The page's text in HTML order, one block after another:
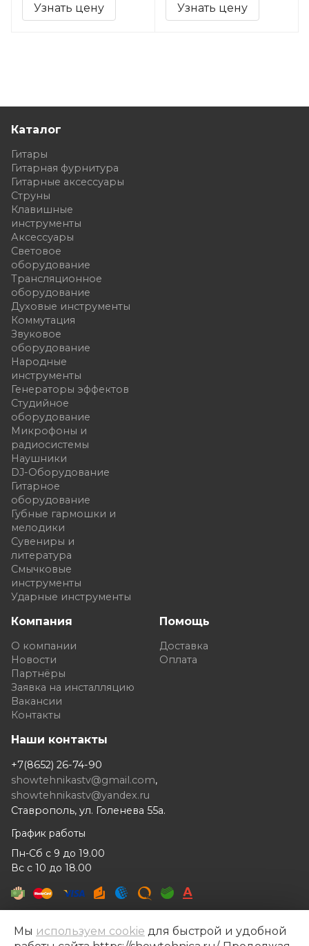
Узнать цену Узнать цену
Каталог
Гитары
Гитарная фурнитура
Гитарные аксессуары
Струны
Клавишные
инструменты
Аксессуары
Световое
оборудование
Трансляционное
оборудование
Духовые инструменты
Коммутация
Звуковое
оборудование
Народные
инструменты
Генераторы эффектов
Студийное
оборудование
Микрофоны и
радиосистемы
Наушники
DJ-Оборудование
Гитарное
оборудование
Губные гармошки и
мелодики
Сувениры и
литература
Смычковые
инструменты
Ударные инструменты
Компания
О компании
Новости
Партнёры
Заявка на инсталляцию
Вакансии
Контакты
Помощь
Доставка
Оплата
Наши контакты
+7(8652) 26-74-90
showtehnikastv@gmail.com,
showtehnikastv@yandex.ru
Ставрополь, ул. Голенева 55а.
График работы
Пн-Сб с 9 до 19.00
Вс с 10 до 18.00
Мы используем cookie для быстрой и удобной